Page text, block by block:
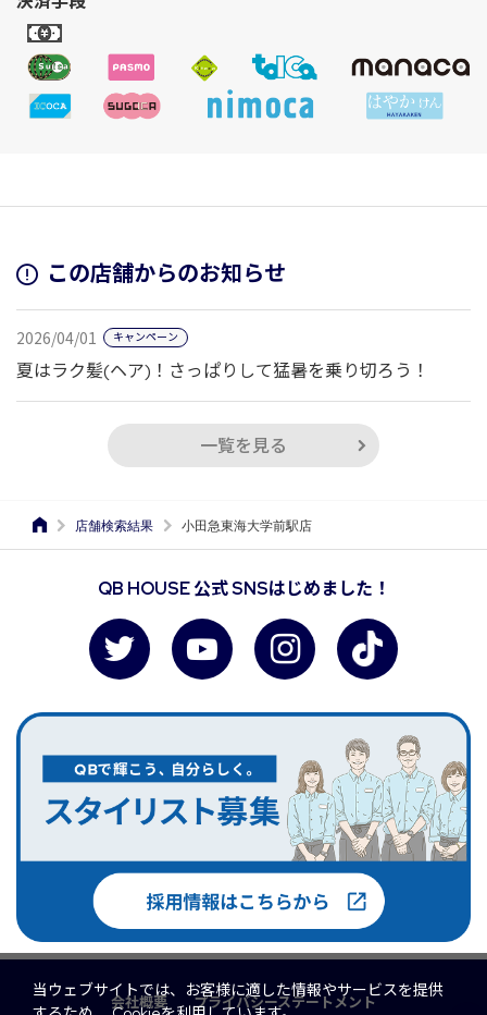
店舗検索結果 小田急東海大学前駅店
この店舗からのお知らせ
一覧を見る
2026/04/01 キャンペーン
夏はラク髪(ヘア)！さっぱりして猛暑を乗り切ろう！
QB HOUSE 公式 SNSはじめました！
会社概要
プライバシーステートメント
当ウェブサイトでは、お客様に適した情報やサービスを提供